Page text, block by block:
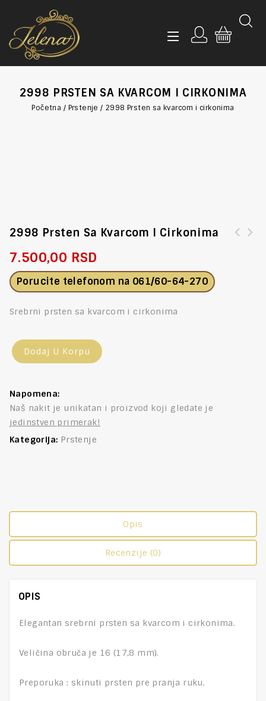
2998 PRSTEN SA KVARCOM I CIRKONIMA
Početna / Prstenje / 2998 Prsten sa kvarcom i cirkonima
2998 Prsten Sa Kvarcom I Cirkonima
7.500,00 RSD
Porucite telefonom na 061/60-64-270
Srebrni prsten sa kvarcom i cirkonima
Dodaj U Korpu
Napomena:
Naš nakit je unikatan i proizvod koji gledate je
jedinstven primerak!
Kategorija: Prstenje
Opis
Recenzije (0)
OPIS
Elegantan srebrni prsten sa kvarcom i cirkonima.
Veličina obruča je 16 (17,8 mm).
Preporuka : skinuti prsten pre pranja ruku.